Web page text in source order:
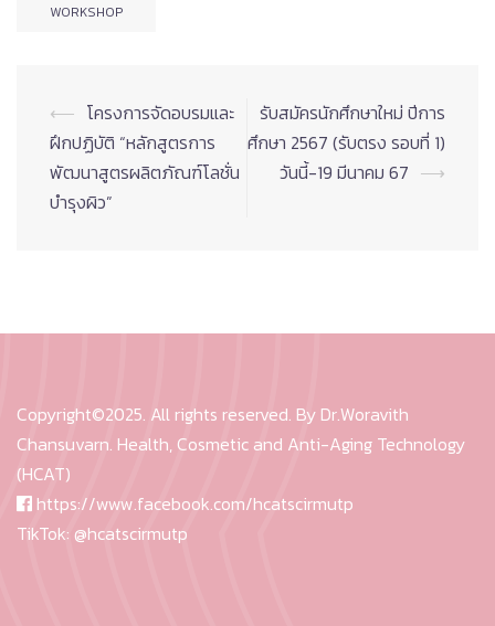
WORKSHOP
Post
navigation
⟵ โครงการจัดอบรมและ
ฝึกปฏิบัติ “หลักสูตรการ
พัฒนาสูตรผลิตภัณฑ์โลชั่น
บำรุงผิว”
รับสมัครนักศึกษาใหม่ ปีการ
ศึกษา 2567 (รับตรง รอบที่ 1)
วันนี้-19 มีนาคม 67 ⟶
Copyright©2025. All rights reserved. By Dr.Woravith
Chansuvarn. Health, Cosmetic and Anti-Aging Technology
(HCAT)
https://www.facebook.com/hcatscirmutp
TikTok: @hcatscirmutp